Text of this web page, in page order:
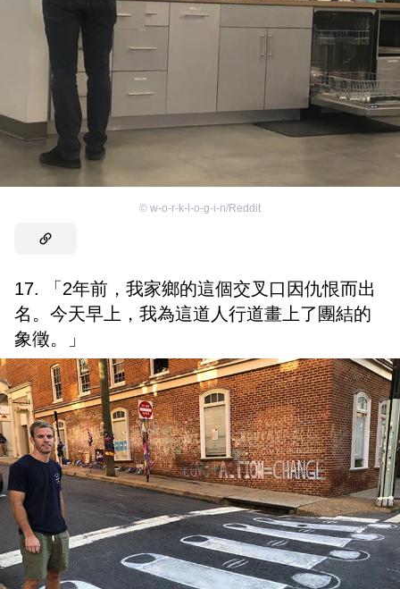
© w-o-r-k-l-o-g-i-n/Reddit
17. 「2年前，我家鄉的這個交叉口因仇恨而出
名。今天早上，我為這道人行道畫上了團結的
象徵。」